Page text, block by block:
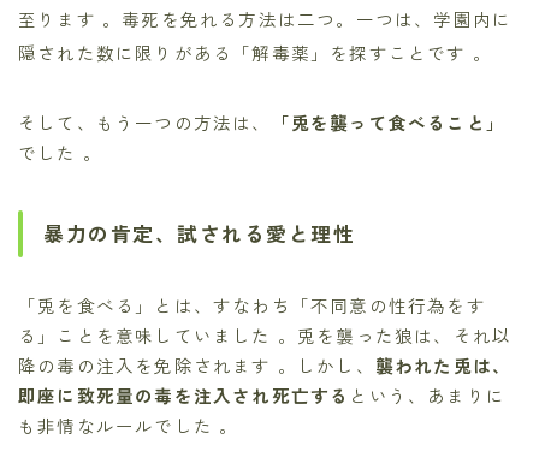
至ります 。毒死を免れる方法は二つ。一つは、学園内に
隠された数に限りがある「解毒薬」を探すことです 。
そして、もう一つの方法は、
「兎を襲って食べること」
でした 。
暴力の肯定、試される愛と理性
「兎を食べる」とは、すなわち「不同意の性行為をす
る」ことを意味していました 。兎を襲った狼は、それ以
降の毒の注入を免除されます 。しかし、 襲われた兎は、
即座に致死量の毒を注入され死亡する という、あまりに
も非情なルールでした 。